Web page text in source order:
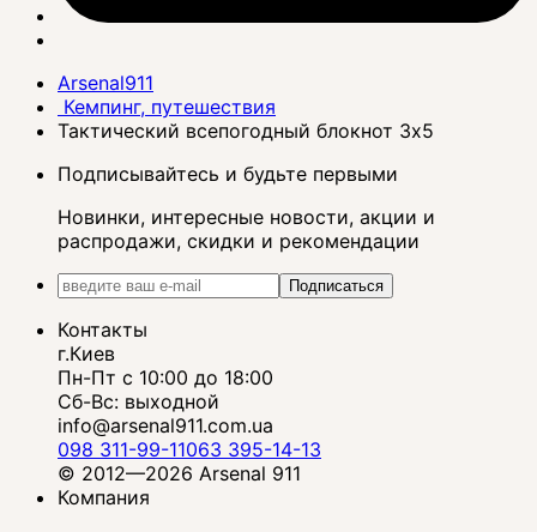
Arsenal911
Кемпинг, путешествия
Тактический всепогодный блокнот 3x5
Подписывайтесь и будьте первыми
Новинки, интересные новости, акции и
распродажи, скидки и рекомендации
Подписаться
Контакты
г.Киев
Пн-Пт с 10:00 до 18:00
Сб-Вс: выходной
info@arsenal911.com.ua
098 311-99-11063 395-14-13
© 2012—2026 Arsenal 911
Компания